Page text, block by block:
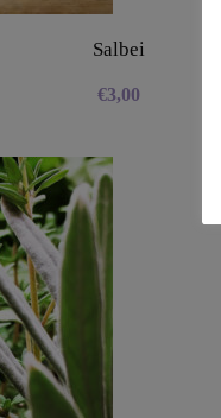
Salbei
€3,00